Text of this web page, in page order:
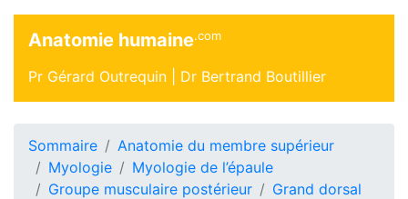
Anatomie humaine.com
Pr Gérard Outrequin | Dr Bertrand Boutillier
Sommaire
Anatomie du membre supérieur
Myologie
Myologie de l’épaule
Groupe musculaire postérieur
Grand dorsal